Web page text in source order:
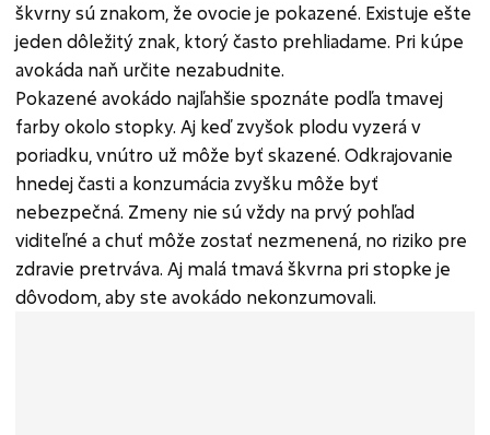
škvrny sú znakom, že ovocie je pokazené. Existuje ešte
jeden dôležitý znak, ktorý často prehliadame. Pri kúpe
avokáda naň určite nezabudnite.
Pokazené avokádo najľahšie spoznáte podľa tmavej
farby okolo stopky. Aj keď zvyšok plodu vyzerá v
poriadku, vnútro už môže byť skazené. Odkrajovanie
hnedej časti a konzumácia zvyšku môže byť
nebezpečná. Zmeny nie sú vždy na prvý pohľad
viditeľné a chuť môže zostať nezmenená, no riziko pre
zdravie pretrváva. Aj malá tmavá škvrna pri stopke je
dôvodom, aby ste avokádo nekonzumovali.